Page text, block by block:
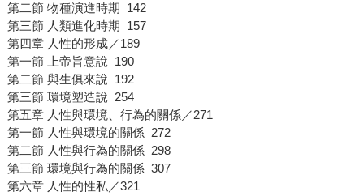
第二節 物種演進時期 142
第三節 人類進化時期 157
第四章 人性的形成／189
第一節 上帝旨意說 190
第二節 與生俱來說 192
第三節 環境塑造說 254
第五章 人性與環境、行為的關係／271
第一節 人性與環境的關係 272
第二節 人性與行為的關係 298
第三節 環境與行為的關係 307
第六章 人性的性私／321